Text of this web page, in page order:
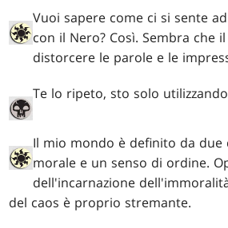
Vuoi sapere come ci si sente
con il Nero? Così. Sembra che
distorcere le parole e le
Te lo ripeto, sto solo
Il mio mondo è definito da due
morale e un senso di ordine.
dell'incarnazione
del caos è proprio stremante.